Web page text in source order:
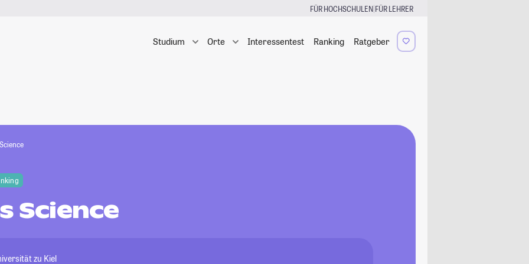
FÜR HOCHSCHULEN|FÜR LEHRER
Studium Orte Interessentest Ranking Ratgeber
Science
zu Kiel